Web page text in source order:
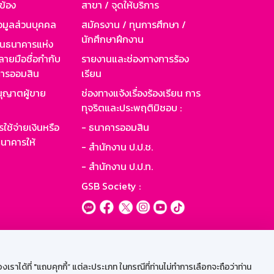
ได้ที่ "แถบคุกกี้” แต่ละประเภท ในกรณีที่ท่านไม่ทำการเลือกจะถือว่าท่าน
อง
มูลส่วนบุคคล
นาคารแห่ง
ายมือชื่อกำกับ
รออมสิน
ญาตผู้ขาย
ช้จ่ายเงินหรือ
คารให้
สาขา / จุดให้บริการ
สมัครงาน / ทุนการศึกษา /
นักศึกษาฝึกงาน
รายงานและช่องทางการร้อง
เรียน
ช่องทางแจ้งเรื่องร้องเรียน การ
ทุจริตและประพฤติมิชอบ :
- ธนาคารออมสิน
- สำนักงาน ป.ป.ช.
- สำนักงาน ป.ป.ท.
GSB Society :